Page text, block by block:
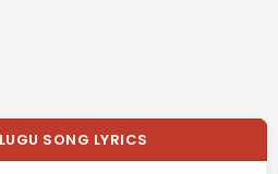
SONG LYRICS